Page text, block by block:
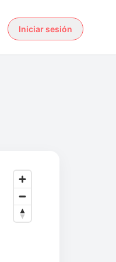
Iniciar sesión